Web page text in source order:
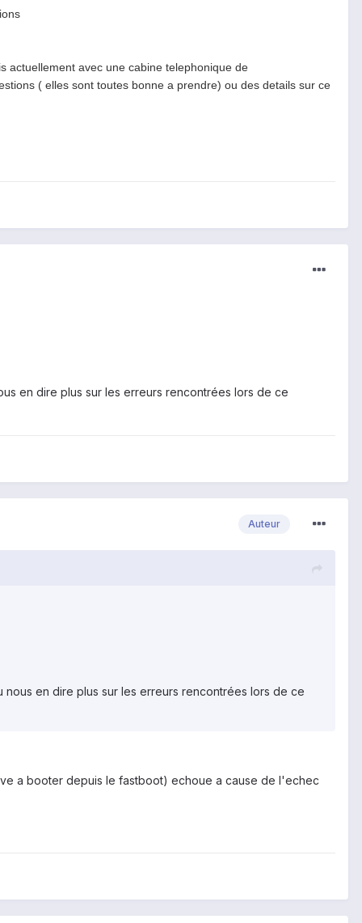
actuellement avec une cabine telephonique de
( elles sont toutes bonne a prendre) ou des details sur ce
en dire plus sur les erreurs rencontrées lors de ce
Auteur
nous en dire plus sur les erreurs rencontrées lors de ce
a booter depuis le fastboot) echoue a cause de l'echec